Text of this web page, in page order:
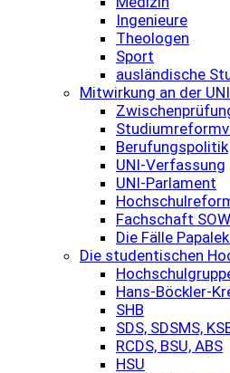
Ingenieure
Theologen
Sport
ausländische
Mitwirkung an der UNI
Berufungspolitik
UNI-Verfassung
UNI-Parlament
Fachschaft
Die Fälle
Die studentischen
Hans-Böckler-
SHB
SDS, SDSMS,
RCDS, BSU, ABS
HSU